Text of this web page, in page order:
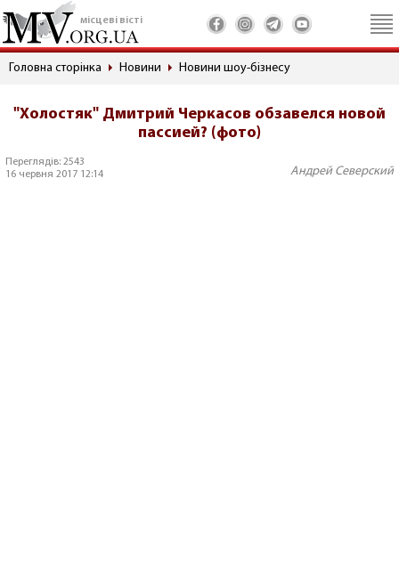
місцеві вісті
Головна сторінка Новини Новини шоу-бізнесу
"Холостяк" Дмитрий Черкасов обзавелся новой
пассией? (фото)
Переглядів: 2543
16 червня 2017 12:14
Андрей Северский